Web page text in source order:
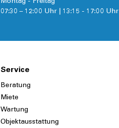
Montag - Freitag
07:30 – 12:00 Uhr | 13:15 - 17:00 Uhr
Service
Beratung
Miete
Wartung
Objektausstattung